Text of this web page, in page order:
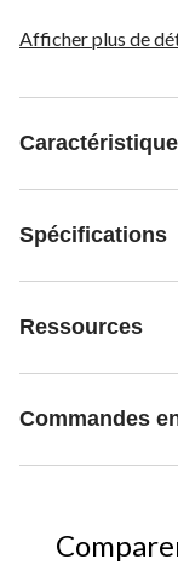
plus fluides et
Afficher plus de
Spécifications
Ressources
Commandes